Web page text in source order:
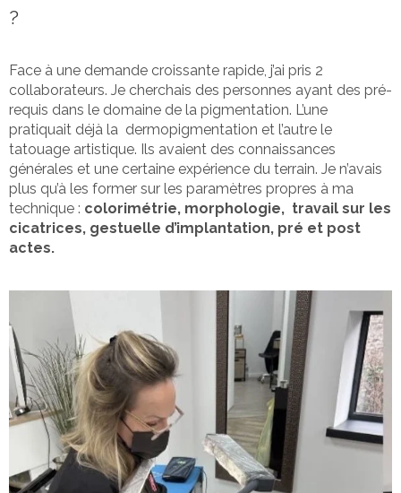
?
Face à une demande croissante rapide, j’ai pris 2
collaborateurs. Je cherchais des personnes ayant des pré-
requis dans le domaine de la pigmentation. L’une
pratiquait déjà la dermopigmentation et l’autre le
tatouage artistique. Ils avaient des connaissances
générales et une certaine expérience du terrain. Je n’avais
plus qu’à les former sur les paramètres propres à ma
technique : colorimétrie, morphologie, travail sur les
cicatrices, gestuelle d’implantation, pré et post
actes.